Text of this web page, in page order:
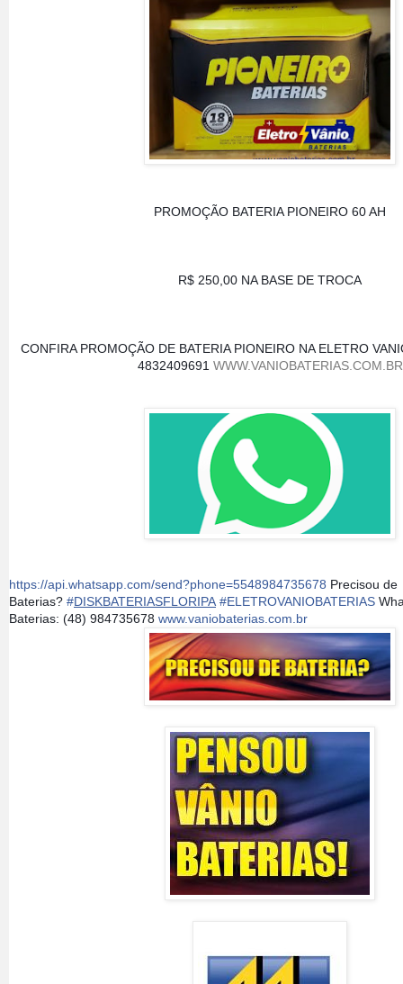
PROMOÇÃO BATERIA PIONEIRO 60 AH
R$ 250,00 NA BASE DE TROCA
CONFIRA PROMOÇÃO DE BATERIA PIONEIRO NA ELETRO
4832409691 WWW.VANIOBATERIAS.COM.BR
https://api.whatsapp.com/send?phone=5548984735678 Precisou de
Baterias? #DISKBATERIASFLORIPA #ELETROVANIOBATERIAS
Baterias: (48) 984735678 www.vaniobaterias.com.br